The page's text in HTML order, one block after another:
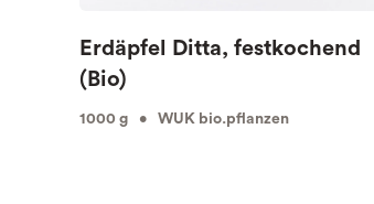
Erdäpfel Ditta, festkochend
(Bio)
1000 g • WUK bio.pflanzen